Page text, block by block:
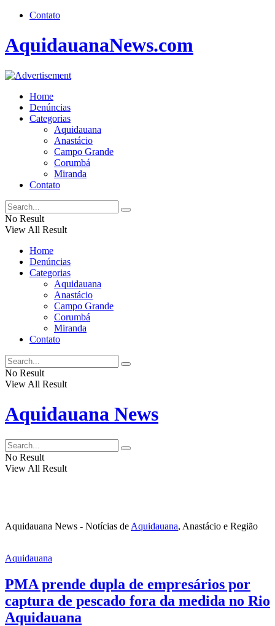
Contato
AquidauanaNews.com
Home
Denúncias
Categorias
Aquidauana
Anastácio
Campo Grande
Corumbá
Miranda
Contato
No Result
View All Result
Home
Denúncias
Categorias
Aquidauana
Anastácio
Campo Grande
Corumbá
Miranda
Contato
No Result
View All Result
Aquidauana News
No Result
View All Result
Aquidauana News - Notícias de Aquidauana, Anastácio e Região
Aquidauana
PMA prende dupla de empresários por
captura de pescado fora da medida no Rio
Aquidauana